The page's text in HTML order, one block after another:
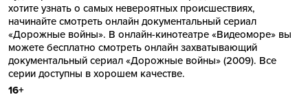
хотите узнать о самых невероятных происшествиях,
начинайте смотреть онлайн документальный сериал
«Дорожные войны». В онлайн-кинотеатре «Видеоморе» вы
можете бесплатно смотреть онлайн захватывающий
документальный сериал «Дорожные войны» (2009). Все
серии доступны в хорошем качестве.
16+